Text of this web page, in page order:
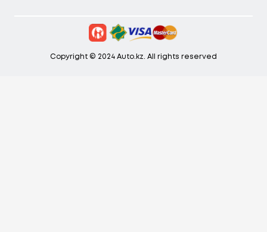
Copyright © 2024 Auto.kz. All rights reserved